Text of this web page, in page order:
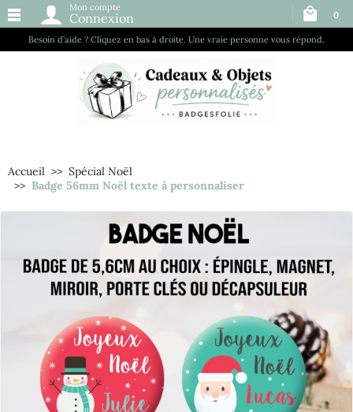
Besoin d’aide ? Cliquez en bas à droite. Une vraie personne vous répond.
Mon compte
Connexion 0
Accueil
Spécial Noël
Badge 56mm Noël texte à personnaliser